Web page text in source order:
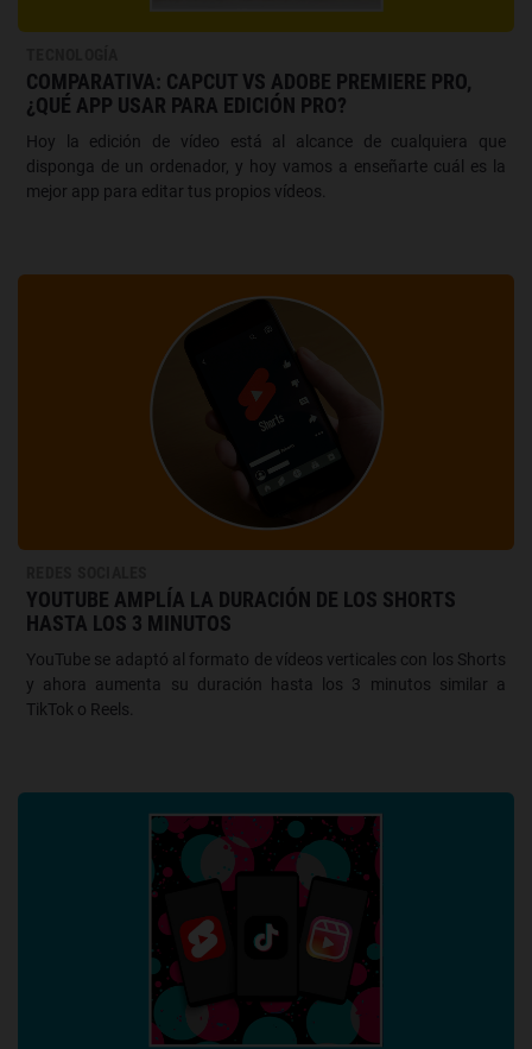
COMPARATIVA: CAPCUT VS ADOBE PREMIERE PRO,
¿QUÉ APP USAR PARA EDICIÓN PRO?
Hoy la edición de vídeo está al alcance de cualquiera que
disponga de un ordenador, y hoy vamos a enseñarte cuál es la
mejor app para editar tus propios vídeos.
YOUTUBE AMPLÍA LA DURACIÓN DE LOS SHORTS
HASTA LOS 3 MINUTOS
YouTube se adaptó al formato de vídeos verticales con los Shorts
y ahora aumenta su duración hasta los 3 minutos similar a
TikTok o Reels.